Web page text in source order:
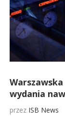
wydania
przez ISB News